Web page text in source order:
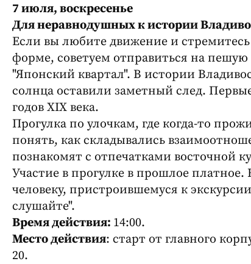
7 июля, воскресенье
Для неравнодушных к истории
Если вы любите движение и
форме, советуем отправиться на
"Японский квартал". В истории
солнца оставили заметный след.
годов XIX века.
Прогулка по улочкам, где когда-то
понять, как складывались
познакомят с отпечатками восточной
Участие в прогулке в прошлое
человеку, пристроившемуся к
слушайте".
Время действия: 14:00.
Место действия: старт от главного
20.